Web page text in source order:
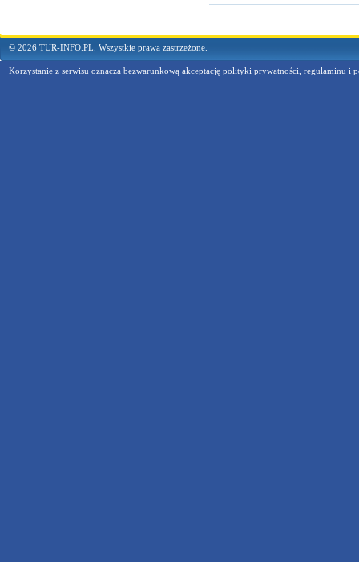
© 2026 TUR-INFO.PL. Wszystkie prawa zastrzeżone.
Korzystanie z serwisu oznacza bezwarunkową akceptację polityki prywatności, regulaminu i